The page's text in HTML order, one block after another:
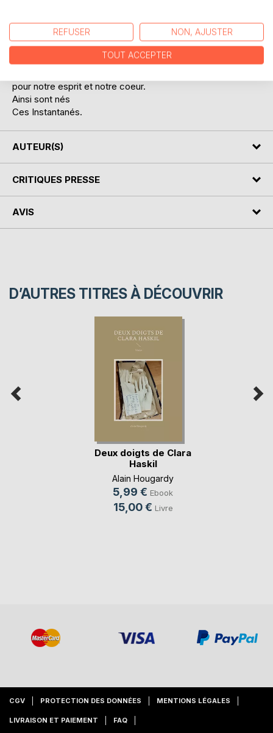
d’évènements marquants.
En marge du mémorable, des captations soudaines,
des perceptions plus ou moins furtives,
colorent aussi notre quotidien d’images fugaces mais
pour notre esprit et notre coeur.
Ainsi sont nés
Ces Instantanés.
AUTEUR(S)
CRITIQUES PRESSE
AVIS
D’AUTRES TITRES À DÉCOUVRIR
Deux doigts de Clara
Haskil
Alain Hougardy
5,99 € Ebook
15,00 € Livre
CGV PROTECTION DES DONNÉES MENTIONS LÉGALES
LIVRAISON ET PAIEMENT FAQ
REFUSER NON, AJUSTER
TOUT ACCEPTER